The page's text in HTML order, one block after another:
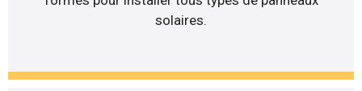
solaires.